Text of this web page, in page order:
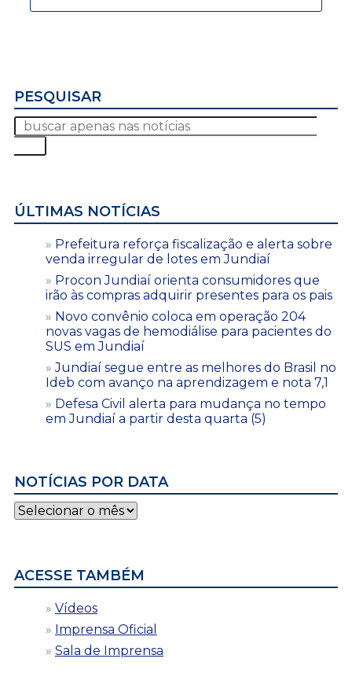
PESQUISAR
ÚLTIMAS NOTÍCIAS
Prefeitura reforça fiscalização e alerta sobre
venda irregular de lotes em Jundiaí
Procon Jundiaí orienta consumidores que
irão às compras adquirir presentes para os pais
Novo convênio coloca em operação 204
novas vagas de hemodiálise para pacientes do
SUS em Jundiaí
Jundiaí segue entre as melhores do Brasil no
Ideb com avanço na aprendizagem e nota 7,1
Defesa Civil alerta para mudança no tempo
em Jundiaí a partir desta quarta (5)
NOTÍCIAS POR DATA
Notícias
por
ACESSE TAMBÉM
Vídeos
Imprensa Oficial
Sala de Imprensa